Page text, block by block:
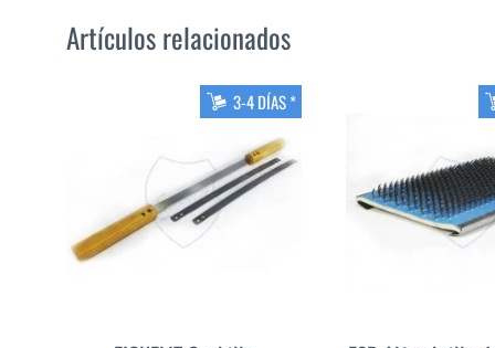
Artículos relacionados
3-4 DÍAS *